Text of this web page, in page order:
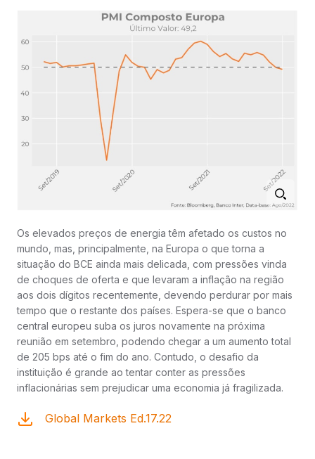
Os elevados preços de energia têm afetado os custos no
mundo, mas, principalmente, na Europa o que torna a
situação do BCE ainda mais delicada, com pressões vinda
de choques de oferta e que levaram a inflação na região
aos dois dígitos recentemente, devendo perdurar por mais
tempo que o restante dos países. Espera-se que o banco
central europeu suba os juros novamente na próxima
reunião em setembro, podendo chegar a um aumento total
de 205 bps até o fim do ano. Contudo, o desafio da
instituição é grande ao tentar conter as pressões
inflacionárias sem prejudicar uma economia já fragilizada.
Global Markets Ed.17.22